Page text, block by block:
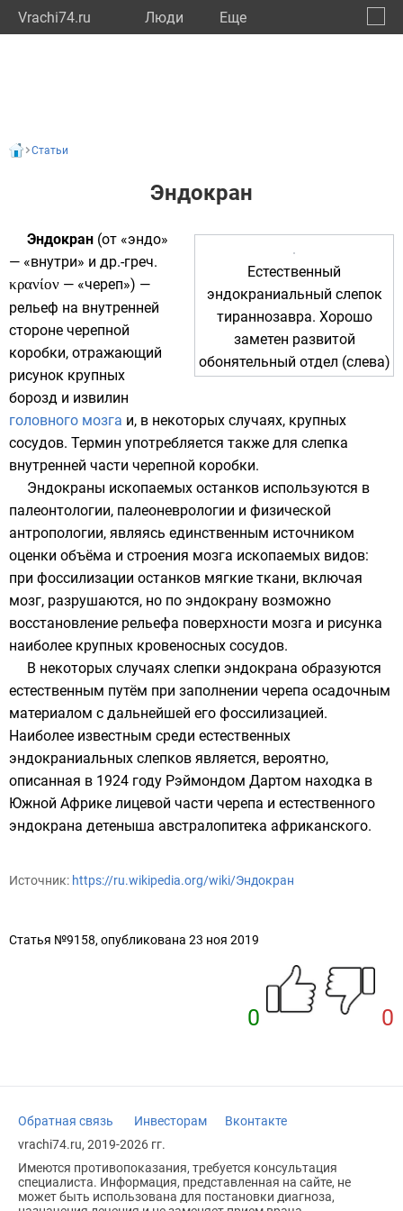
Vrachi74.ru Люди Eще
Статьи
Эндокран
Естественный
эндокраниальный слепок
тираннозавра. Хорошо
заметен развитой
обонятельный отдел (слева)
Эндокран (от «эндо»
— «внутри» и др.-греч.
κρανίον — «череп») —
рельеф на внутренней
стороне черепной
коробки, отражающий
рисунок крупных
борозд и извилин
головного мозга и, в некоторых случаях, крупных
сосудов. Термин употребляется также для слепка
внутренней части черепной коробки.
Эндокраны ископаемых останков используются в
палеонтологии, палеоневрологии и физической
антропологии, являясь единственным источником
оценки объёма и строения мозга ископаемых видов:
при фоссилизации останков мягкие ткани, включая
мозг, разрушаются, но по эндокрану возможно
восстановление рельефа поверхности мозга и рисунка
наиболее крупных кровеносных сосудов.
В некоторых случаях слепки эндокрана образуются
естественным путём при заполнении черепа осадочным
материалом с дальнейшей его фоссилизацией.
Наиболее известным среди естественных
эндокраниальных слепков является, вероятно,
описанная в 1924 году Рэймондом Дартом находка в
Южной Африке лицевой части черепа и естественного
эндокрана детеныша австралопитека африканского.
Источник: https://ru.wikipedia.org/wiki/Эндокран
Статья №9158, опубликована 23 ноя 2019
0 0
Обратная связь Инвесторам
Вконтакте
vrachi74.ru, 2019-2026 гг.
Имеются противопоказания, требуется консультация
специалиста. Информация, представленная на сайте, не
может быть использована для постановки диагноза,